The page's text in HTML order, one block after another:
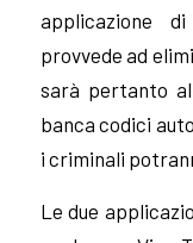
applicazione
provvede ad
sarà pertanto
banca codici
i criminali
Le due